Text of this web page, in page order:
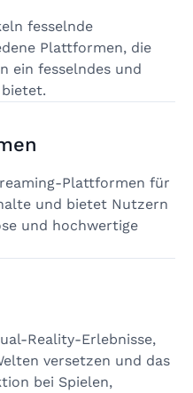
fesselnde
Plattformen, die
ein fesselndes und
Plattformen für
und bietet Nutzern
und hochwertige
Reality-Erlebnisse,
versetzen und das
bei Spielen,